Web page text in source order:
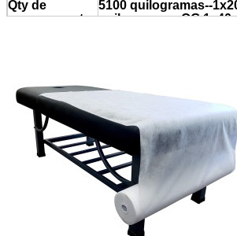
Qty de
carregamento
5100 quilogramas--
quilogramas--QG 1x40